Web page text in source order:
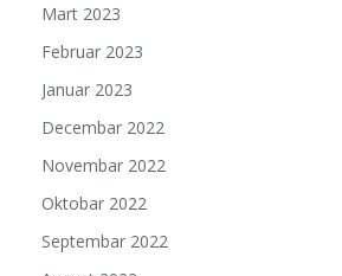
Mart 2023
Februar 2023
Januar 2023
Decembar 2022
Novembar 2022
Oktobar 2022
Septembar 2022